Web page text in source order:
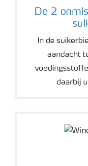
De 2
In de
aandacht
daarbij